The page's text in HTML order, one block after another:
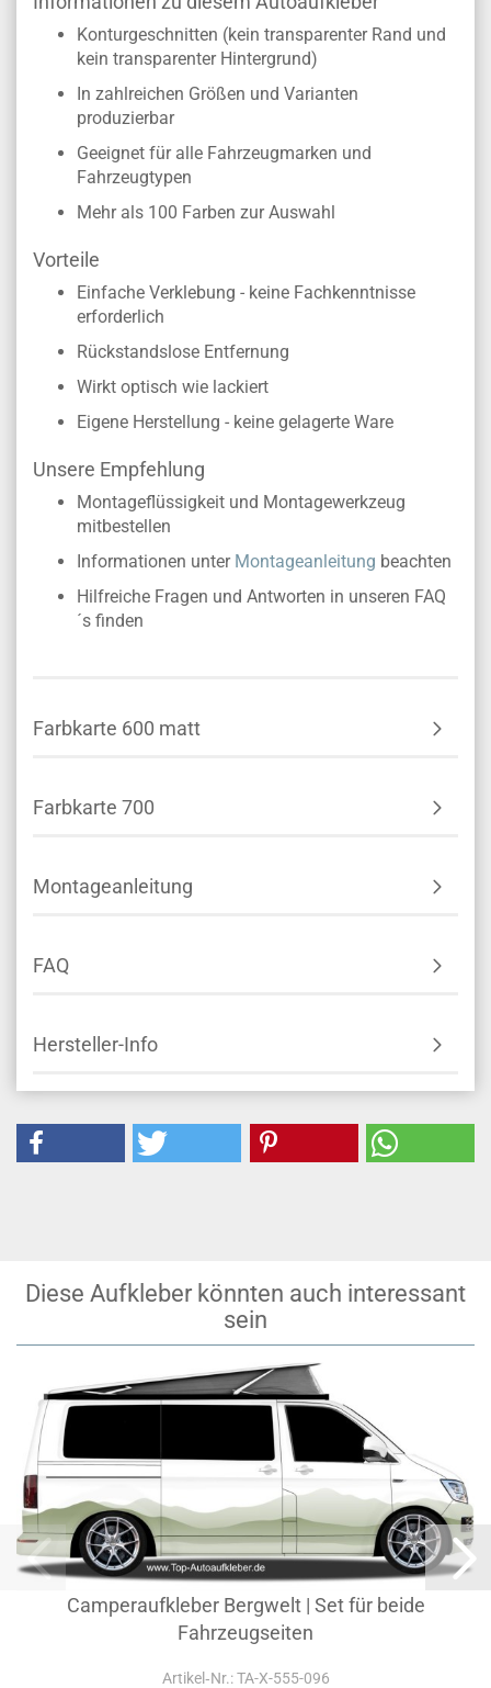
Konturgeschnitten (kein transparenter Rand und
kein transparenter Hintergrund)
In zahlreichen Größen und Varianten
produzierbar
Geeignet für alle Fahrzeugmarken und
Fahrzeugtypen
Mehr als 100 Farben zur Auswahl
Vorteile
Einfache Verklebung - keine Fachkenntnisse
erforderlich
Rückstandslose Entfernung
Wirkt optisch wie lackiert
Eigene Herstellung - keine gelagerte Ware
Unsere Empfehlung
Montageflüssigkeit und Montagewerkzeug
mitbestellen
Informationen unter Montageanleitung beachten
Hilfreiche Fragen und Antworten in unseren FAQ
´s finden
Farbkarte 600 matt
Farbkarte 700
Montageanleitung
FAQ
Hersteller-Info
Diese Aufkleber könnten auch interessant
sein
Camperaufkleber Bergwelt | Set für beide
Fahrzeugseiten
Artikel‑Nr.: TA-X-555-096